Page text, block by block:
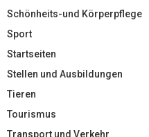
Schönheits-und Körperpflege
Sport
Startseiten
Stellen und Ausbildungen
Tieren
Tourismus
Transport und Verkehr